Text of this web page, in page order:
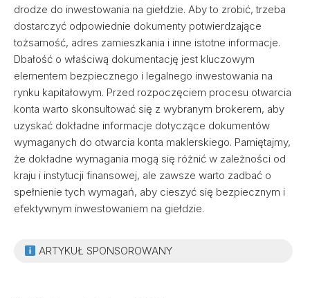
drodze do inwestowania na giełdzie. Aby to zrobić, trzeba
dostarczyć odpowiednie dokumenty potwierdzające
tożsamość, adres zamieszkania i inne istotne informacje.
Dbałość o właściwą dokumentację jest kluczowym
elementem bezpiecznego i legalnego inwestowania na
rynku kapitałowym. Przed rozpoczęciem procesu otwarcia
konta warto skonsultować się z wybranym brokerem, aby
uzyskać dokładne informacje dotyczące dokumentów
wymaganych do otwarcia konta maklerskiego. Pamiętajmy,
że dokładne wymagania mogą się różnić w zależności od
kraju i instytucji finansowej, ale zawsze warto zadbać o
spełnienie tych wymagań, aby cieszyć się bezpiecznym i
efektywnym inwestowaniem na giełdzie.
ARTYKUŁ SPONSOROWANY